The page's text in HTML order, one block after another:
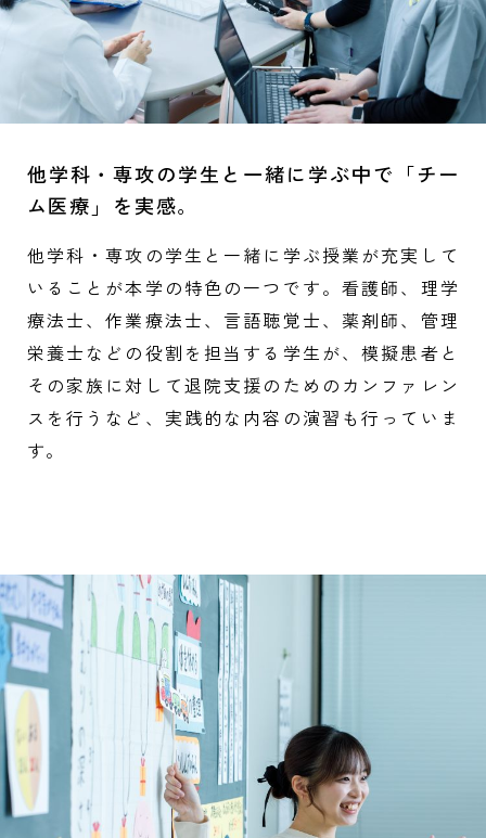
他学科・専攻の学生と一緒に学ぶ中で「チー
ム医療」を実感。
他学科・専攻の学生と一緒に学ぶ授業が充実して
いることが本学の特色の一つです。看護師、理学
療法士、作業療法士、言語聴覚士、薬剤師、管理
栄養士などの役割を担当する学生が、模擬患者と
その家族に対して退院支援のためのカンファレン
スを行うなど、実践的な内容の演習も行っていま
す。